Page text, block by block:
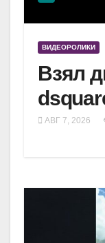
ВИДЕОРОЛИКИ
Взял
АВГ 7, 2026